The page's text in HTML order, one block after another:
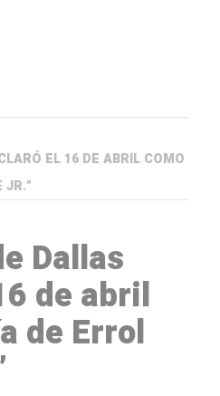
EL 16 DE ABRIL COMO
JR.”
Dallas
de abril
de Errol